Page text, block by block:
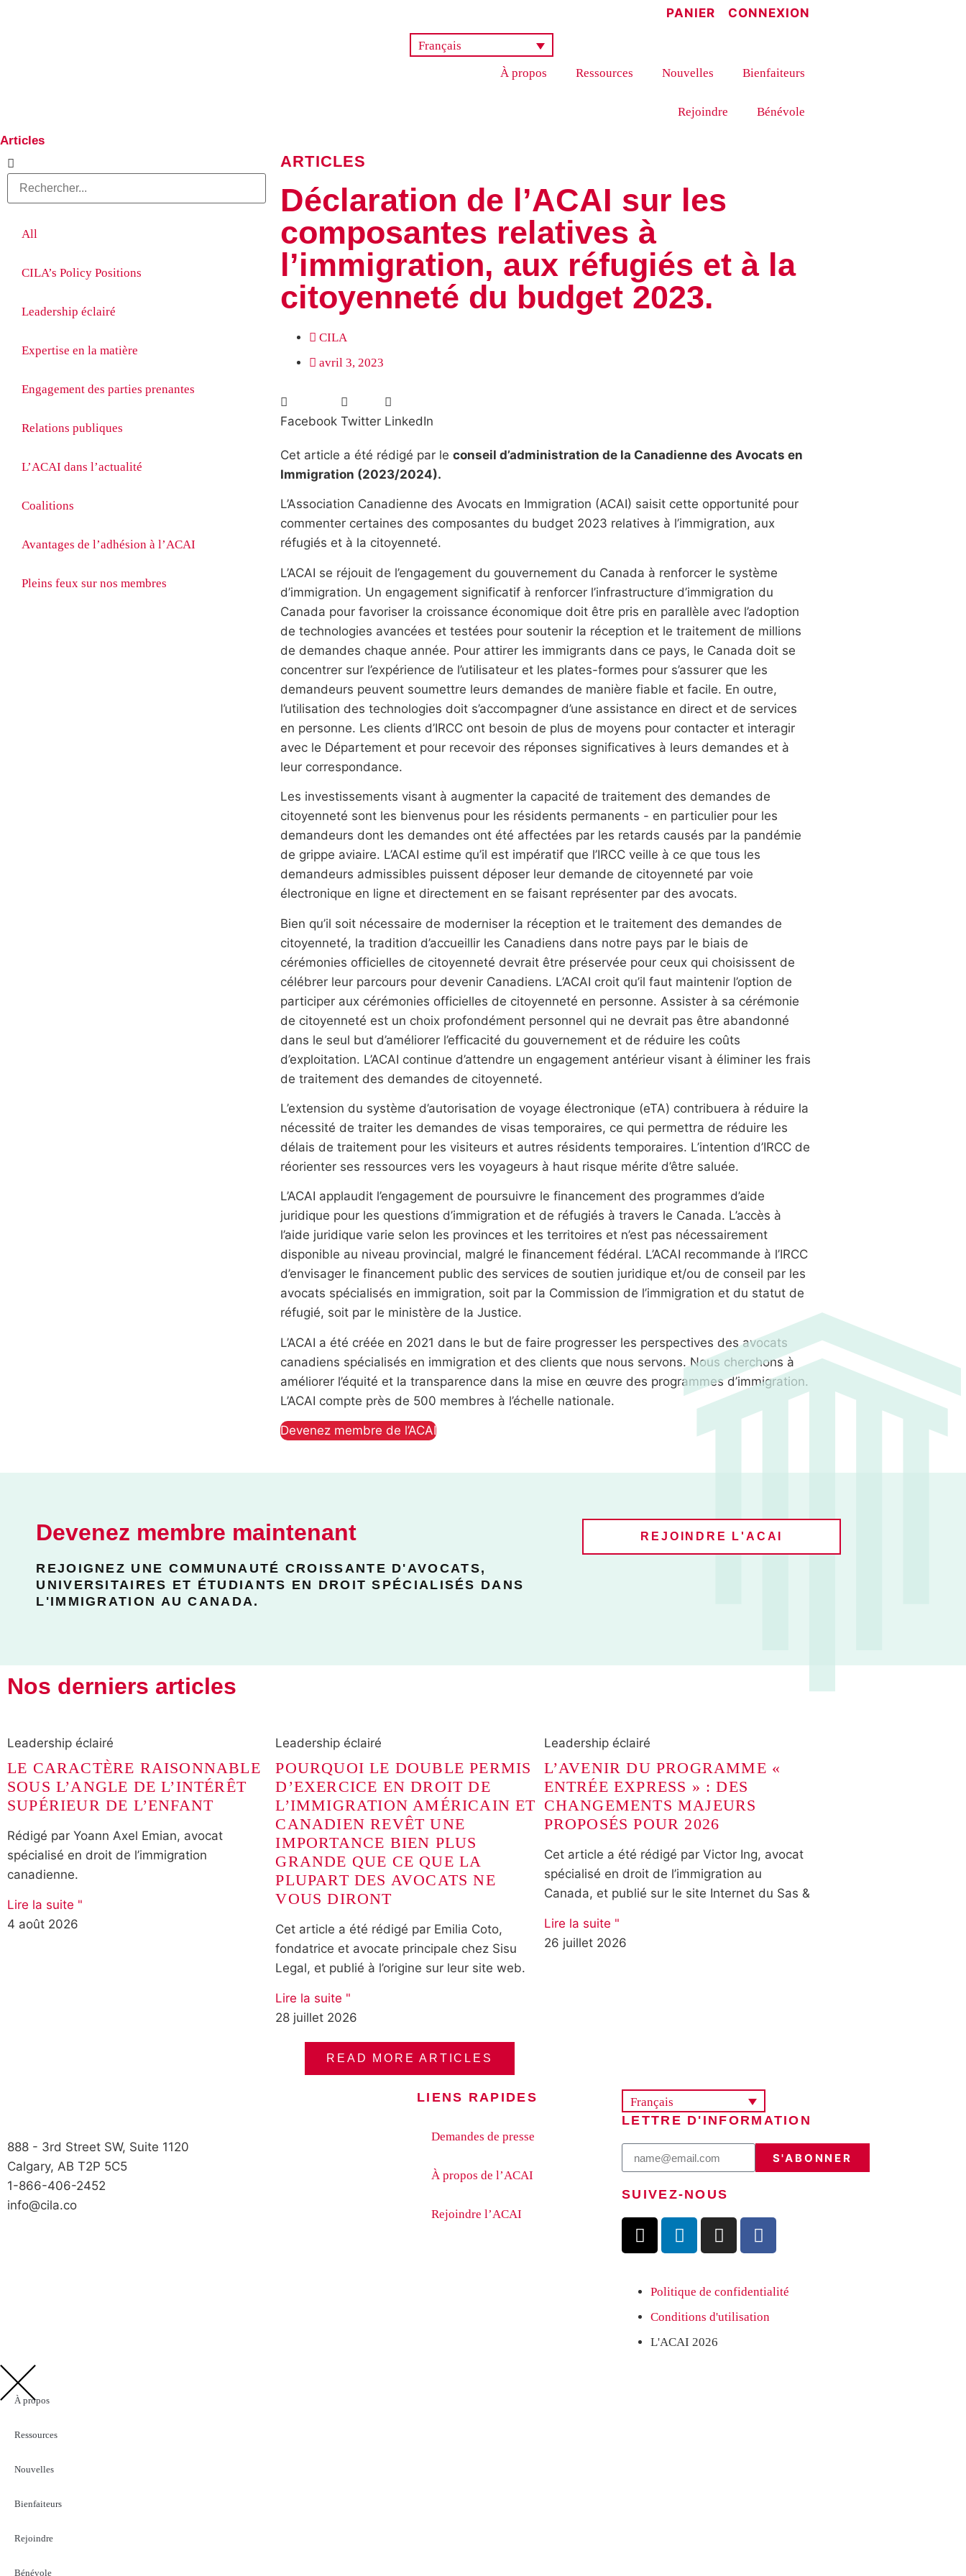
PANIER CONNEXION
Français
À propos
Ressources Nouvelles Bienfaiteurs
Rejoindre Bénévole
Articles
All
CILA’s Policy Positions
Leadership éclairé
Expertise en la matière
Engagement des parties prenantes
Relations publiques
L’ACAI dans l’actualité
Coalitions
Avantages de l’adhésion à l’ACAI
Pleins feux sur nos membres
ARTICLES
Déclaration de l’ACAI sur les
composantes relatives à
l’immigration, aux réfugiés et à la
citoyenneté du budget 2023.
CILA
avril 3, 2023
Facebook Twitter LinkedIn
Cet article a été rédigé par le conseil d’administration de la Canadienne des Avocats en
Immigration (2023/2024).
L’Association Canadienne des Avocats en Immigration (ACAI) saisit cette opportunité pour
commenter certaines des composantes du budget 2023 relatives à l’immigration, aux
réfugiés et à la citoyenneté.
L’ACAI se réjouit de l’engagement du gouvernement du Canada à renforcer le système
d’immigration. Un engagement significatif à renforcer l’infrastructure d’immigration du
Canada pour favoriser la croissance économique doit être pris en parallèle avec l’adoption
de technologies avancées et testées pour soutenir la réception et le traitement de millions
de demandes chaque année. Pour attirer les immigrants dans ce pays, le Canada doit se
concentrer sur l’expérience de l’utilisateur et les plates-formes pour s’assurer que les
demandeurs peuvent soumettre leurs demandes de manière fiable et facile. En outre,
l’utilisation des technologies doit s’accompagner d’une assistance en direct et de services
en personne. Les clients d’IRCC ont besoin de plus de moyens pour contacter et interagir
avec le Département et pour recevoir des réponses significatives à leurs demandes et à
leur correspondance.
Les investissements visant à augmenter la capacité de traitement des demandes de
citoyenneté sont les bienvenus pour les résidents permanents - en particulier pour les
demandeurs dont les demandes ont été affectées par les retards causés par la pandémie
de grippe aviaire. L’ACAI estime qu’il est impératif que l’IRCC veille à ce que tous les
demandeurs admissibles puissent déposer leur demande de citoyenneté par voie
électronique en ligne et directement en se faisant représenter par des avocats.
Bien qu’il soit nécessaire de moderniser la réception et le traitement des demandes de
citoyenneté, la tradition d’accueillir les Canadiens dans notre pays par le biais de
cérémonies officielles de citoyenneté devrait être préservée pour ceux qui choisissent de
célébrer leur parcours pour devenir Canadiens. L’ACAI croit qu’il faut maintenir l’option de
participer aux cérémonies officielles de citoyenneté en personne. Assister à sa cérémonie
de citoyenneté est un choix profondément personnel qui ne devrait pas être abandonné
dans le seul but d’améliorer l’efficacité du gouvernement et de réduire les coûts
d’exploitation. L’ACAI continue d’attendre un engagement antérieur visant à éliminer les frais
de traitement des demandes de citoyenneté.
L’extension du système d’autorisation de voyage électronique (eTA) contribuera à réduire la
nécessité de traiter les demandes de visas temporaires, ce qui permettra de réduire les
délais de traitement pour les visiteurs et autres résidents temporaires. L’intention d’IRCC de
réorienter ses ressources vers les voyageurs à haut risque mérite d’être saluée.
L’ACAI applaudit l’engagement de poursuivre le financement des programmes d’aide
juridique pour les questions d’immigration et de réfugiés à travers le Canada. L’accès à
l’aide juridique varie selon les provinces et les territoires et n’est pas nécessairement
disponible au niveau provincial, malgré le financement fédéral. L’ACAI recommande à l’IRCC
d’envisager le financement public des services de soutien juridique et/ou de conseil par les
avocats spécialisés en immigration, soit par la Commission de l’immigration et du statut de
réfugié, soit par le ministère de la Justice.
L’ACAI a été créée en 2021 dans le but de faire progresser les perspectives des avocats
canadiens spécialisés en immigration et des clients que nous servons. Nous cherchons à
améliorer l’équité et la transparence dans la mise en œuvre des programmes d’immigration.
L’ACAI compte près de 500 membres à l’échelle nationale.
Devenez membre de l’ACAI
Devenez membre maintenant
REJOIGNEZ UNE COMMUNAUTÉ CROISSANTE D'AVOCATS,
UNIVERSITAIRES ET ÉTUDIANTS EN DROIT SPÉCIALISÉS DANS
L'IMMIGRATION AU CANADA.
REJOINDRE L'ACAI
Nos derniers articles
Leadership éclairé
LE CARACTÈRE RAISONNABLE
SOUS L’ANGLE DE L’INTÉRÊT
SUPÉRIEUR DE L’ENFANT
Rédigé par Yoann Axel Emian, avocat
spécialisé en droit de l’immigration
canadienne.
Lire la suite "
4 août 2026
Leadership éclairé
POURQUOI LE DOUBLE PERMIS
D’EXERCICE EN DROIT DE
L’IMMIGRATION AMÉRICAIN ET
CANADIEN REVÊT UNE
IMPORTANCE BIEN PLUS
GRANDE QUE CE QUE LA
PLUPART DES AVOCATS NE
VOUS DIRONT
Cet article a été rédigé par Emilia Coto,
fondatrice et avocate principale chez Sisu
Legal, et publié à l’origine sur leur site web.
Lire la suite "
28 juillet 2026
Leadership éclairé
L’AVENIR DU PROGRAMME «
ENTRÉE EXPRESS » : DES
CHANGEMENTS MAJEURS
PROPOSÉS POUR 2026
Cet article a été rédigé par Victor Ing, avocat
spécialisé en droit de l’immigration au
Canada, et publié sur le site Internet du Sas &
Lire la suite "
26 juillet 2026
READ MORE ARTICLES
888 - 3rd Street SW, Suite 1120
Calgary, AB T2P 5C5
1-866-406-2452
info@cila.co
LIENS RAPIDES
Demandes de presse
À propos de l’ACAI
Rejoindre l’ACAI
Français
LETTRE D'INFORMATION
S'ABONNER
SUIVEZ-NOUS
Politique de confidentialité
Conditions d'utilisation
L'ACAI 2026
À propos
Ressources
Nouvelles
Bienfaiteurs
Rejoindre
Bénévole